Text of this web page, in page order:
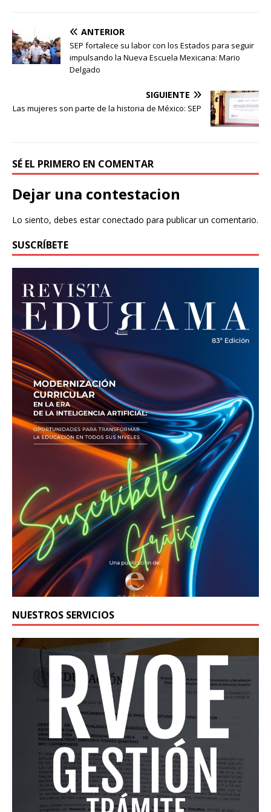
ANTERIOR
SEP fortalece su labor con los Estados para seguir
impulsando la Nueva Escuela Mexicana: Mario
Delgado
SIGUIENTE
Las mujeres son parte de la historia de México: SEP
SÉ EL PRIMERO EN COMENTAR
Dejar una contestacion
Lo siento, debes estarconectado para publicar un comentario.
SUSCRÍBETE
NUESTROS SERVICIOS